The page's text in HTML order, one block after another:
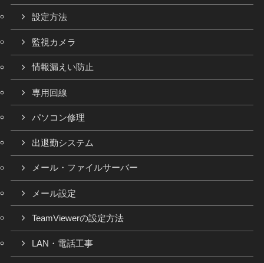
設定方法
監視カメラ
情報漏えい防止
専用回線
パソコン修理
出退勤システム
メール・ファイルサーバー
メール設定
TeamViewerの設定方法
LAN・電話工事